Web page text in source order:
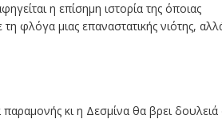
η επίσημη ιστορία της όποιας
φλόγα μιας επαναστατικής νιότης,
παραμονής κι η Δεσμίνα θα βρει δουλειά